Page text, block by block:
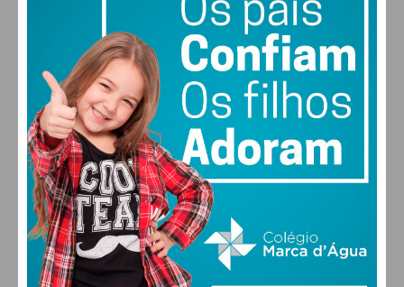
SÁB DOM
29
SEG
30
TER
ALTERAR
FARMACIAS DE SERVIÇO EM PAÇOS DE
FERREIRA